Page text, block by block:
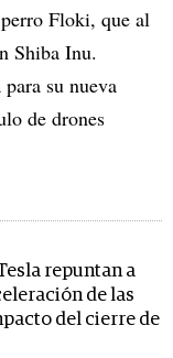
Floki, que al
Shiba Inu.
su nueva
de drones
repuntan a
de las
del cierre de